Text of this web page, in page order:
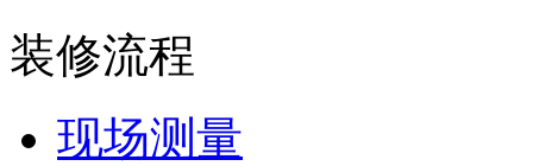
装修流程
现场测量